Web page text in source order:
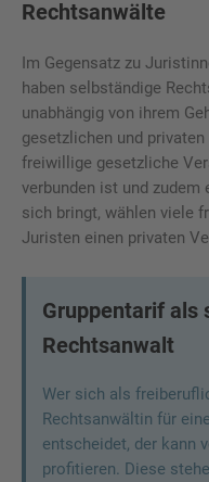
Rechtsanwälte
Im Gegensatz zu
haben selbständige
unabhängig von ihrem
gesetzlichen und
freiwillige gesetzliche
verbunden ist und
sich bringt, wählen viele
Juristen einen privaten
Gruppentarif als
Rechtsanwalt
Wer sich als
Rechtsanwältin für
entscheidet, der kann
profitieren. Diese